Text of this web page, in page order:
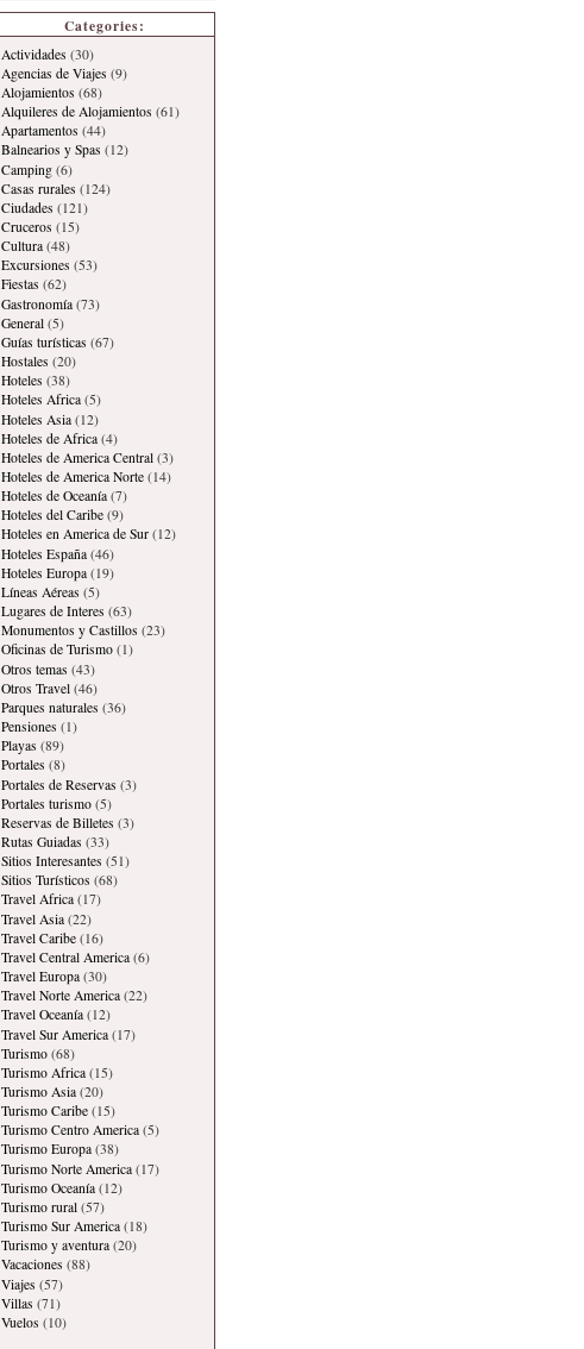
Categories:
Actividades (30)
Agencias de Viajes (9)
Alojamientos (68)
Alquileres de Alojamientos (61)
Apartamentos (44)
Balnearios y Spas (12)
Camping (6)
Casas rurales (124)
Ciudades (121)
Cruceros (15)
Cultura (48)
Excursiones (53)
Fiestas (62)
Gastronomía (73)
General (5)
Guías turísticas (67)
Hostales (20)
Hoteles (38)
Hoteles Africa (5)
Hoteles Asia (12)
Hoteles de Africa (4)
Hoteles de America Central (3)
Hoteles de America Norte (14)
Hoteles de Oceanía (7)
Hoteles del Caribe (9)
Hoteles en America de Sur (12)
Hoteles España (46)
Hoteles Europa (19)
Líneas Aéreas (5)
Lugares de Interes (63)
Monumentos y Castillos (23)
Oficinas de Turismo (1)
Otros temas (43)
Otros Travel (46)
Parques naturales (36)
Pensiones (1)
Playas (89)
Portales (8)
Portales de Reservas (3)
Portales turismo (5)
Reservas de Billetes (3)
Rutas Guiadas (33)
Sitios Interesantes (51)
Sitios Turísticos (68)
Travel Africa (17)
Travel Asia (22)
Travel Caribe (16)
Travel Central America (6)
Travel Europa (30)
Travel Norte America (22)
Travel Oceanía (12)
Travel Sur America (17)
Turismo (68)
Turismo Africa (15)
Turismo Asia (20)
Turismo Caribe (15)
Turismo Centro America (5)
Turismo Europa (38)
Turismo Norte America (17)
Turismo Oceanía (12)
Turismo rural (57)
Turismo Sur America (18)
Turismo y aventura (20)
Vacaciones (88)
Viajes (57)
Villas (71)
Vuelos (10)